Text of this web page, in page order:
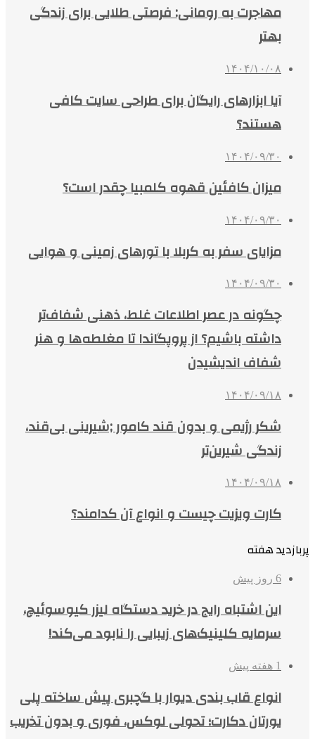
مهاجرت به رومانی: فرصتی طلایی برای زندگی
بهتر
۱۴۰۴/۱۰/۰۸
آیا ابزارهای رایگان برای طراحی سایت کافی
هستند؟
۱۴۰۴/۰۹/۳۰
میزان کافئین قهوه کلمبیا چقدر است؟
۱۴۰۴/۰۹/۳۰
مزایای سفر به کربلا با تورهای زمینی و هوایی
۱۴۰۴/۰۹/۳۰
چگونه در عصر اطلاعات غلط، ذهنی شفاف‌تر
داشته باشیم؟ از پروپگاندا تا مغلطه‌ها و هنر
شفاف اندیشیدن
۱۴۰۴/۰۹/۱۸
شکر رژیمی و بدون قند کامور ;شیرینی بی‌قند،
زندگی شیرین‌تر
۱۴۰۴/۰۹/۱۸
کارت ویزیت چیست و انواع آن کدامند؟
پربازدید هفته
6 روز پیش
این اشتباه رایج در خرید دستگاه لیزر کیوسوئیچ،
سرمایه کلینیک‌های زیبایی را نابود می‌کند!
1 هفته پیش
انواع قاب بندی دیوار با گچبری پیش ساخته پلی
یورتان دکارت؛ تحولی لوکس، فوری و بدون تخریب